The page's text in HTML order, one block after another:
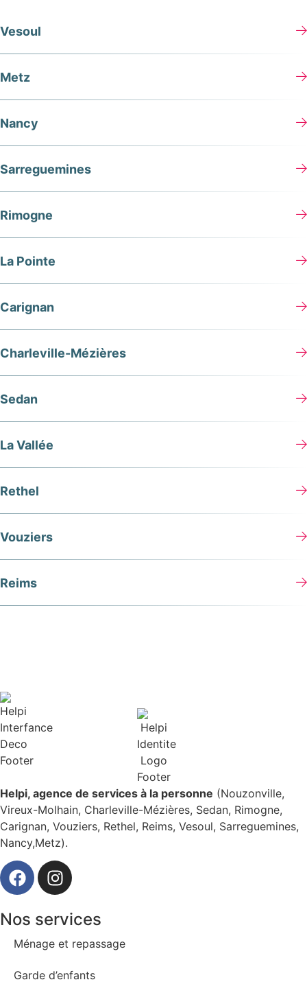
Vesoul
Metz
Nancy
Sarreguemines
Rimogne
La Pointe
Carignan
Charleville-Mézières
Sedan
La Vallée
Rethel
Vouziers
Reims
Helpi, agence de services à la personne (Nouzonville,
Vireux-Molhain, Charleville-Mézières, Sedan, Rimogne,
Carignan, Vouziers, Rethel, Reims, Vesoul, Sarreguemines,
Nancy,Metz).
Nos services
Ménage et repassage
Garde d’enfants